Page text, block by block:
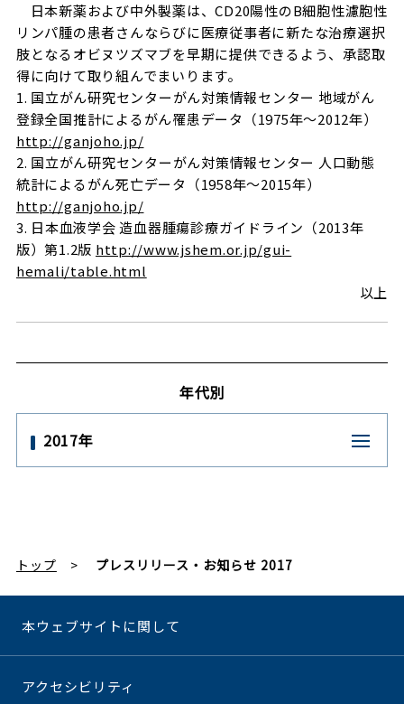
日本新薬および中外製薬は、CD20陽性のB細胞性濾胞性
リンパ腫の患者さんならびに医療従事者に新たな治療選択
肢となるオビヌツズマブを早期に提供できるよう、承認取
得に向けて取り組んでまいります。
1. 国立がん研究センターがん対策情報センター 地域がん
登録全国推計によるがん罹患データ（1975年～2012年）
http://ganjoho.jp/
2. 国立がん研究センターがん対策情報センター 人口動態
統計によるがん死亡データ（1958年～2015年）
http://ganjoho.jp/
3. 日本血液学会 造血器腫瘍診療ガイドライン（2013年
版）第1.2版 http://www.jshem.or.jp/gui-
hemali/table.html
以上
年代別
2017年
トップ プレスリリース・お知らせ 2017
本ウェブサイトに関して
アクセシビリティ